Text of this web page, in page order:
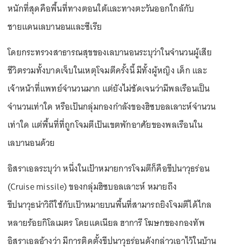
หนักที่สุดคือพื้นที่ทางตอนใต้และทางตะวันออกใกล้กับ
ชายแดนเลบานอนและซีเรีย
โดยกระทรวงสาธารณสุขของเลบานอนระบุว่าในจำนวนผู้เสีย
ชีวิตรวมทั้งบาดเจ็บในเหตุโจมตีครั้งนี้ มีทั้งผู้หญิง เด็ก และ
เจ้าหน้าที่แพทย์จำนวนมาก แต่ยังไม่ชัดเจนว่ามีพลเรือนเป็น
จำนวนเท่าใด หรือเป้นกลุ่มกองกำลังของฮิซบอลเลาะห์จำนวน
เท่าใด แต่พื้นที่ที่ถูกโจมตีเป้นเขตพักอาศัยของพลเรือนใน
เลบานอนด้วย
อิสราเอลระบุว่า หนึ่งในเป้าหมายการโจมตีก็คือขีปนาวุธร่อน
(Cruise missile) ของกลุ่มฮิซบอลเลาะห์ หมายถึง
ขีปนาวุธนำวิถีใช้กับเป้าหมายบนพื้นที่สามารถยิงโจมตีได้ไกล
หลายร้อยกิโลเมตร โดยแดเนียล ฮาการี โฆษกของกองทัพ
อิสราเอลอ้างว่า มีการติดตั้งขีปนาวุธร่อนดังกล่าวเอาไว้ในบ้าน